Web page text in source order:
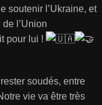
soutenir l’Ukraine, et
l’Union
pour lui !
soudés, entre
vie va être très